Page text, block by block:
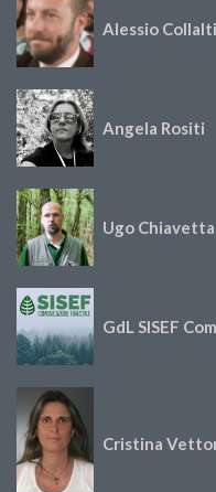
Alessio Collalti
Angela Rositi
Ugo Chiavetta
GdL SISEF
Cristina